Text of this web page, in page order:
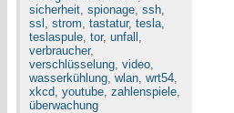
sicherheit, spionage, ssh,
ssl , strom, tastatur, tesla,
teslaspule, tor, unfall ,
verbraucher,
verschlüsselung, video,
wasserkühlung, wlan, wrt54,
xkcd, youtube, zahlenspiele,
überwachung